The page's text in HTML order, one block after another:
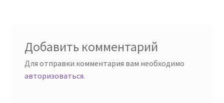
Добавить комментарий
Для отправки комментария вам необходимо
авторизоваться.